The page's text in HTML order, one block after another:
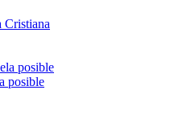
Cristiana
posible
posible